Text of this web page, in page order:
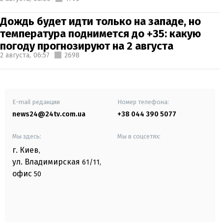
Дождь будет идти только на западе, но
температура поднимется до +35: какую
погоду прогнозируют на 2 августа
2 августа, 06:57 2698
E-mail редакции
news24@24tv.com.ua
Номер телефона:
+38 044 390 5077
Мы здесь:
г. Киев,
ул. Владимирская 61/11,
офис 50
Мы в соцсетях: